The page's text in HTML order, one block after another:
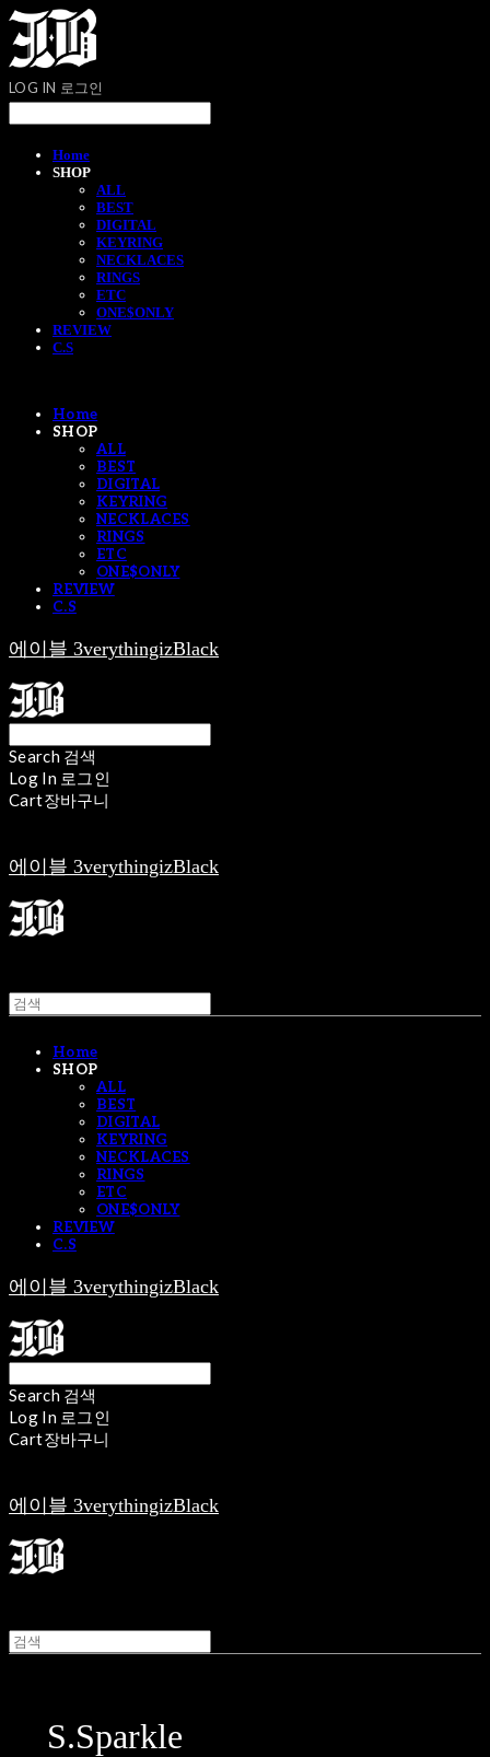
LOG IN 로그인
Home
SHOP
ALL
BEST
DIGITAL
KEYRING
NECKLACES
RINGS
ETC
ONE$ONLY
REVIEW
C.S
Home
SHOP
ALL
BEST
DIGITAL
KEYRING
NECKLACES
RINGS
ETC
ONE$ONLY
REVIEW
C.S
에이블 3verythingizBlack
Search 검색
Log In 로그인
Cart장바구니
에이블 3verythingizBlack
Home
SHOP
ALL
BEST
DIGITAL
KEYRING
NECKLACES
RINGS
ETC
ONE$ONLY
REVIEW
C.S
에이블 3verythingizBlack
Search 검색
Log In 로그인
Cart장바구니
에이블 3verythingizBlack
S.Sparkle